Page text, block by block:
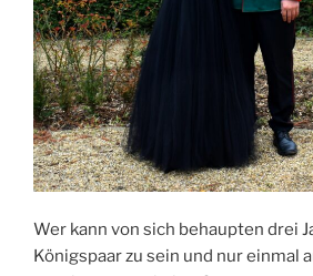
Wer kann von sich behaupten drei
Königspaar zu sein und nur einmal